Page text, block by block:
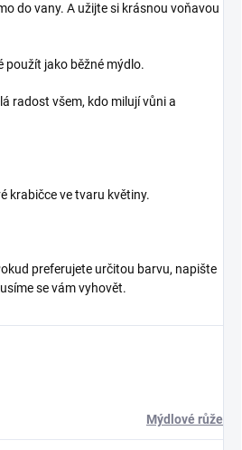
do vany. A užijte si krásnou voňavou
použít jako běžné mýdlo.
radost všem, kdo milují vůni a
krabičce ve tvaru květiny.
preferujete určitou barvu, napište
se vám vyhovět.
Mýdlové růže